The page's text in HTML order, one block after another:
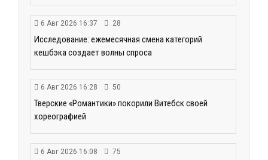
6 Авг 2026 16:37 28
Исследование: ежемесячная смена категорий
кешбэка создает волны спроса
6 Авг 2026 16:28 50
Тверские «Романтики» покорили Витебск своей
хореографией
6 Авг 2026 16:08 75